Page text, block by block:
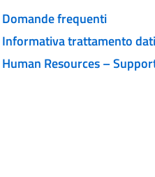
Domande frequenti
Informativa trattamento dati
Human Resources –